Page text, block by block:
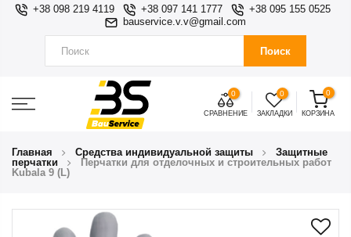
+38 098 219 4119 +38 097 141 1777
+38 095 155 0525
bauservice.v.v@gmail.com
Поиск
0
СРАВНЕНИЕ
0
ЗАКЛАДКИ
0
КОРЗИНА
Главная Средства индивидуальной защиты
Защитные
перчатки
Перчатки для отделочных и строительных работ
Kubala 9 (L)